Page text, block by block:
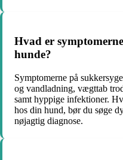
Hvad er
hunde?
Symptomerne på
og vandladning, vægttab
samt hyppige infektioner.
hos din hund, bør du søge
nøjagtig diagnose.